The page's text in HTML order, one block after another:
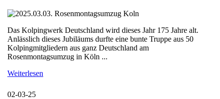
Das Kolpingwerk Deutschland wird dieses Jahr 175 Jahre alt.
Anlässlich dieses Jubiläums durfte eine bunte Truppe aus 50
Kolpingmitgliedern aus ganz Deutschland am
Rosenmontagsumzug in Köln ...
Weiterlesen
02-03-25